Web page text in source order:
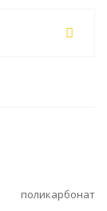
поликарбонат